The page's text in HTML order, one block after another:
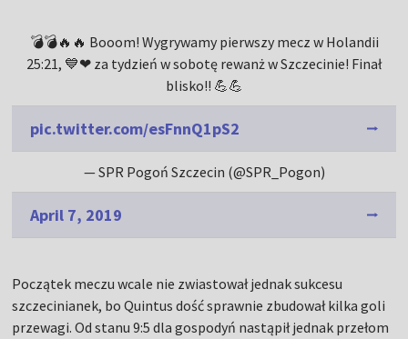
💣💣🔥🔥 Booom! Wygrywamy pierwszy mecz w Holandii
25:21, 💙❤ za tydzień w sobotę rewanż w Szczecinie! Finał
blisko!! 💪💪
pic.twitter.com/esFnnQ1pS2
— SPR Pogoń Szczecin (@SPR_Pogon)
April 7, 2019
Początek meczu wcale nie zwiastował jednak sukcesu
szczecinianek, bo Quintus dość sprawnie zbudował kilka goli
przewagi. Od stanu 9:5 dla gospodyń nastąpił jednak przełom